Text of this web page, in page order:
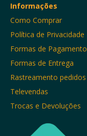
Informações
Como Comprar
Política de Privacidade
Formas de Pagamento
Formas de Entrega
Rastreamento pedidos
Televendas
Trocas e Devoluções